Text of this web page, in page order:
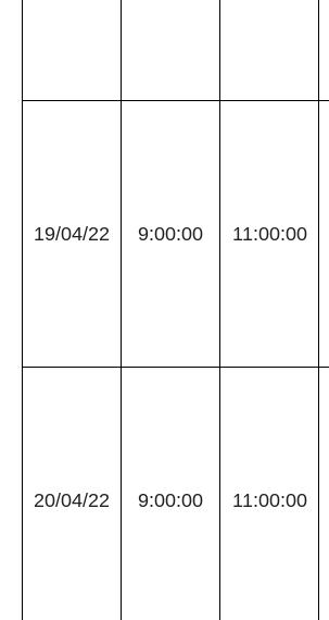
19/04/22 9:00:00 11:00:00
20/04/22 9:00:00 11:00:00